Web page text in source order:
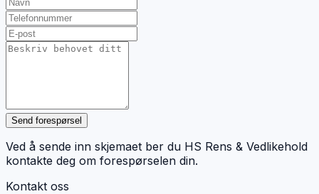
Send forespørsel
Ved å sende inn skjemaet ber du HS Rens & Vedlikehold
kontakte deg om forespørselen din.
Kontakt oss